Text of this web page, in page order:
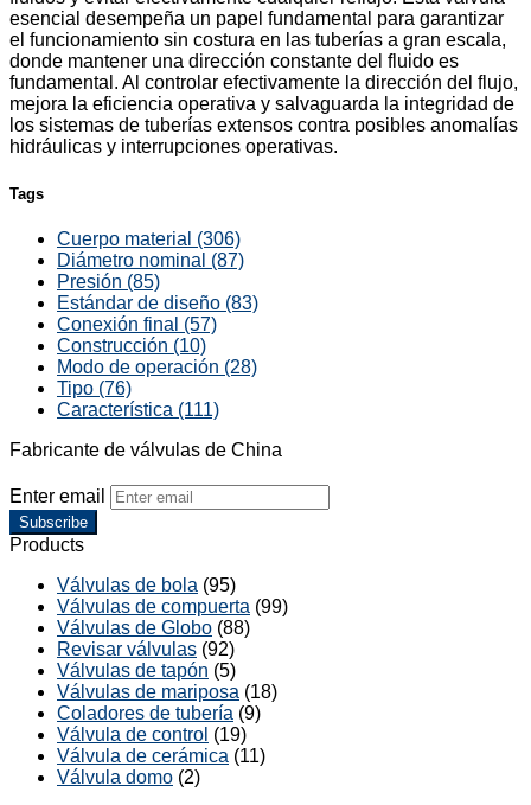
esencial desempeña un papel fundamental para garantizar
el funcionamiento sin costura en las tuberías a gran escala,
donde mantener una dirección constante del fluido es
fundamental. Al controlar efectivamente la dirección del flujo,
mejora la eficiencia operativa y salvaguarda la integridad de
los sistemas de tuberías extensos contra posibles anomalías
hidráulicas y interrupciones operativas.
Tags
Cuerpo material (306)
Diámetro nominal (87)
Presión (85)
Estándar de diseño (83)
Conexión final (57)
Construcción (10)
Modo de operación (28)
Tipo (76)
Característica (111)
Fabricante de válvulas de China
Enter email
Subscribe
Products
Válvulas de bola (95)
Válvulas de compuerta (99)
Válvulas de Globo (88)
Revisar válvulas (92)
Válvulas de tapón (5)
Válvulas de mariposa (18)
Coladores de tubería (9)
Válvula de control (19)
Válvula de cerámica (11)
Válvula domo (2)